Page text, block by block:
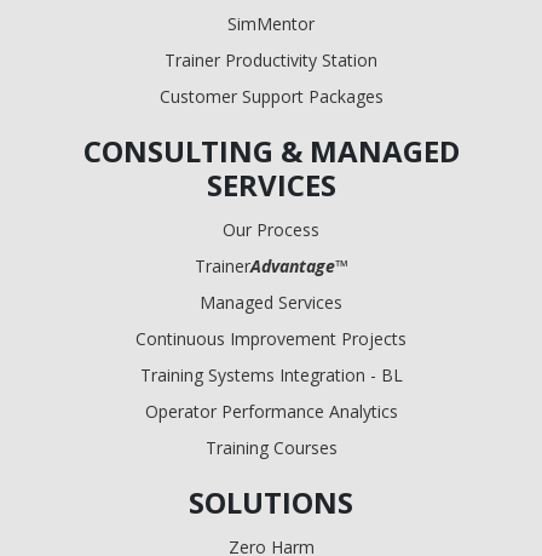
SimMentor
Trainer Productivity Station
Customer Support Packages
CONSULTING & MANAGED
SERVICES
Our Process
TrainerAdvantage™
Managed Services
Continuous Improvement Projects
Training Systems Integration - BL
Operator Performance Analytics
Training Courses
SOLUTIONS
Zero Harm